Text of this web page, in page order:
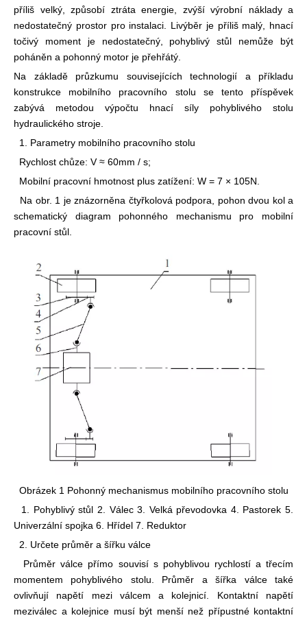
příliš velký, způsobí ztráta energie, zvýší výrobní náklady a
nedostatečný prostor pro instalaci. Livýběr je příliš malý, hnací
točivý moment je nedostatečný, pohyblivý stůl nemůže být
poháněn a pohonný motor je přehřátý.
Na základě průzkumu souvisejících technologií a příkladu
konstrukce mobilního pracovního stolu se tento příspěvek
zabývá metodou výpočtu hnací síly pohyblivého stolu
hydraulického stroje.
1. Parametry mobilního pracovního stolu
Rychlost chůze: V ≈ 60mm / s;
Mobilní pracovní hmotnost plus zatížení: W = 7 × 105N.
Na obr. 1 je znázorněna čtyřkolová podpora, pohon dvou kol a
schematický diagram pohonného mechanismu pro mobilní
pracovní stůl.
Obrázek 1 Pohonný mechanismus mobilního pracovního stolu
1. Pohyblivý stůl 2. Válec 3. Velká převodovka 4. Pastorek 5.
Univerzální spojka 6. Hřídel 7. Reduktor
2. Určete průměr a šířku válce
Průměr válce přímo souvisí s pohyblivou rychlostí a třecím
momentem pohyblivého stolu. Průměr a šířka válce také
ovlivňují napětí mezi válcem a kolejnicí. Kontaktní napětí
meziválec a kolejnice musí být menší než přípustné kontaktní